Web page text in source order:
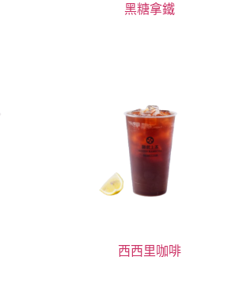
黑糖拿鐵
西西里咖啡